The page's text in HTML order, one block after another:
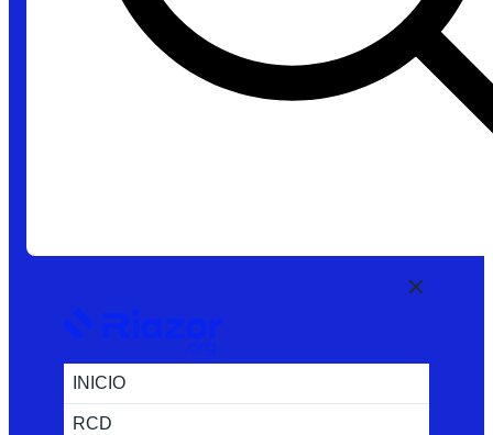
INICIO
RCD